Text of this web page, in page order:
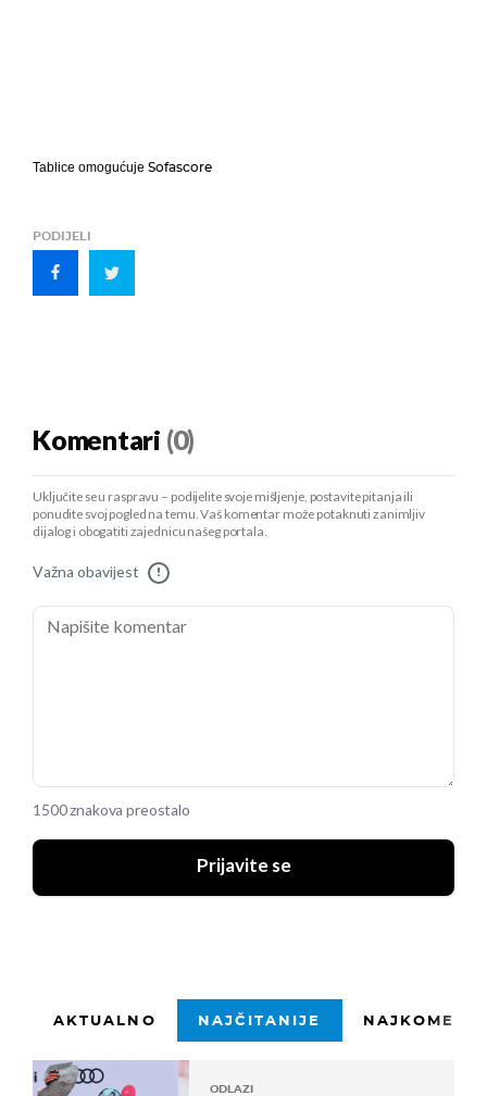
Tablice omogućuje Sofascore
PODIJELI
Komentari (0)
Uključite se u raspravu – podijelite svoje mišljenje, postavite pitanja ili
ponudite svoj pogled na temu. Vaš komentar može potaknuti zanimljiv
dijalog i obogatiti zajednicu našeg portala.
Važna obavijest !
1500 znakova preostalo
Prijavite se
AKTUALNO NAJČITANIJE
ODLAZI